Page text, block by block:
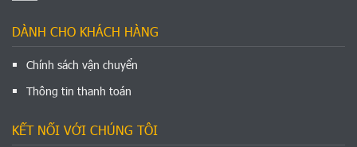
DÀNH CHO KHÁCH HÀNG
Chính sách vận chuyển
Thông tin thanh toán
KẾT NỐI VỚI CHÚNG TÔI